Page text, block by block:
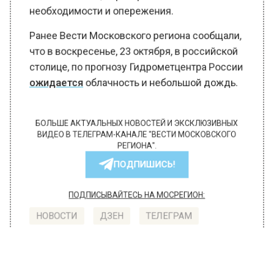
что в воскресенье, 23 октября, в российской
ожидается
БОЛЬШЕ АКТУАЛЬНЫХ НОВОСТЕЙ И ЭКСКЛЮЗИВНЫХ
РЕГИОНА".
Новости СМИ2